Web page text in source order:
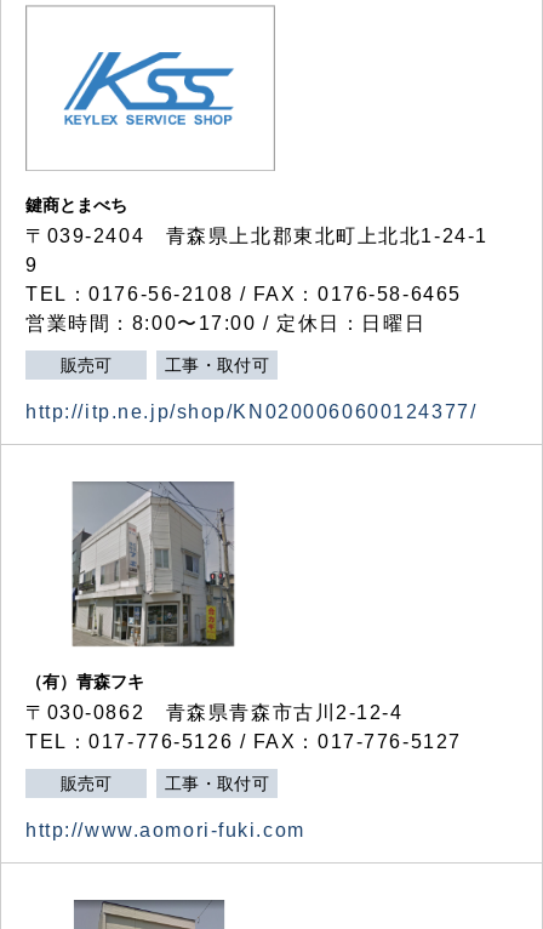
鍵商とまべち
〒039-2404 青森県上北郡東北町上北北1-24-1
9
TEL：0176-56-2108 / FAX：0176-58-6465
営業時間：8:00〜17:00 / 定休日：日曜日
販売可 工事・取付可
http://itp.ne.jp/shop/KN0200060600124377/
（有）青森フキ
〒030-0862 青森県青森市古川2-12-4
TEL：017-776-5126 / FAX：017-776-5127
販売可 工事・取付可
http://www.aomori-fuki.com